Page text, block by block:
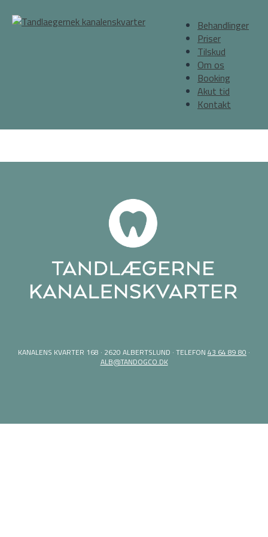
Behandlinger
Priser
Tilskud
Om os
Booking
Akut tid
Kontakt
KANALENS KVARTER 168 · 2620 ALBERTSLUND · TELEFON 43 64 89 80 ·
ALB@TANDOGCO.DK